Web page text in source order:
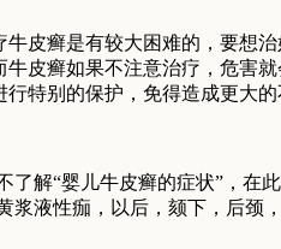
癣是有较大困难的，要想
皮癣如果不注意治疗，危害
特别的保护，免得造成更大的
“婴儿牛皮癣的症状”，在
液性痂，以后，颏下，后